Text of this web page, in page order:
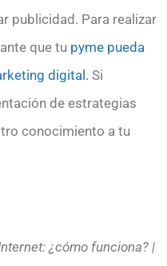
publicidad. Para realizar
que tu pyme pueda
digital. Si
de estrategias
conocimiento a tu
¿cómo funciona? |